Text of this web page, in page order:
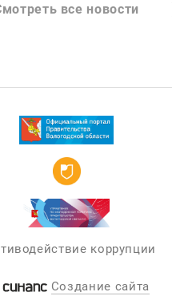
все новости
коррупции
Создание сайта